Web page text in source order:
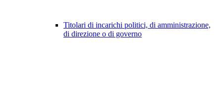
Titolari di incarichi politici, di amministrazione,
di direzione o di governo